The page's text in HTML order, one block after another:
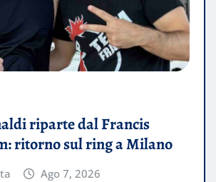
riparte dal Francis
ritorno sul ring a Milano
Ago 7, 2026